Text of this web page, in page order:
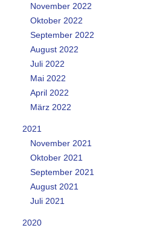
November 2022
Oktober 2022
September 2022
August 2022
Juli 2022
Mai 2022
April 2022
März 2022
2021
November 2021
Oktober 2021
September 2021
August 2021
Juli 2021
2020